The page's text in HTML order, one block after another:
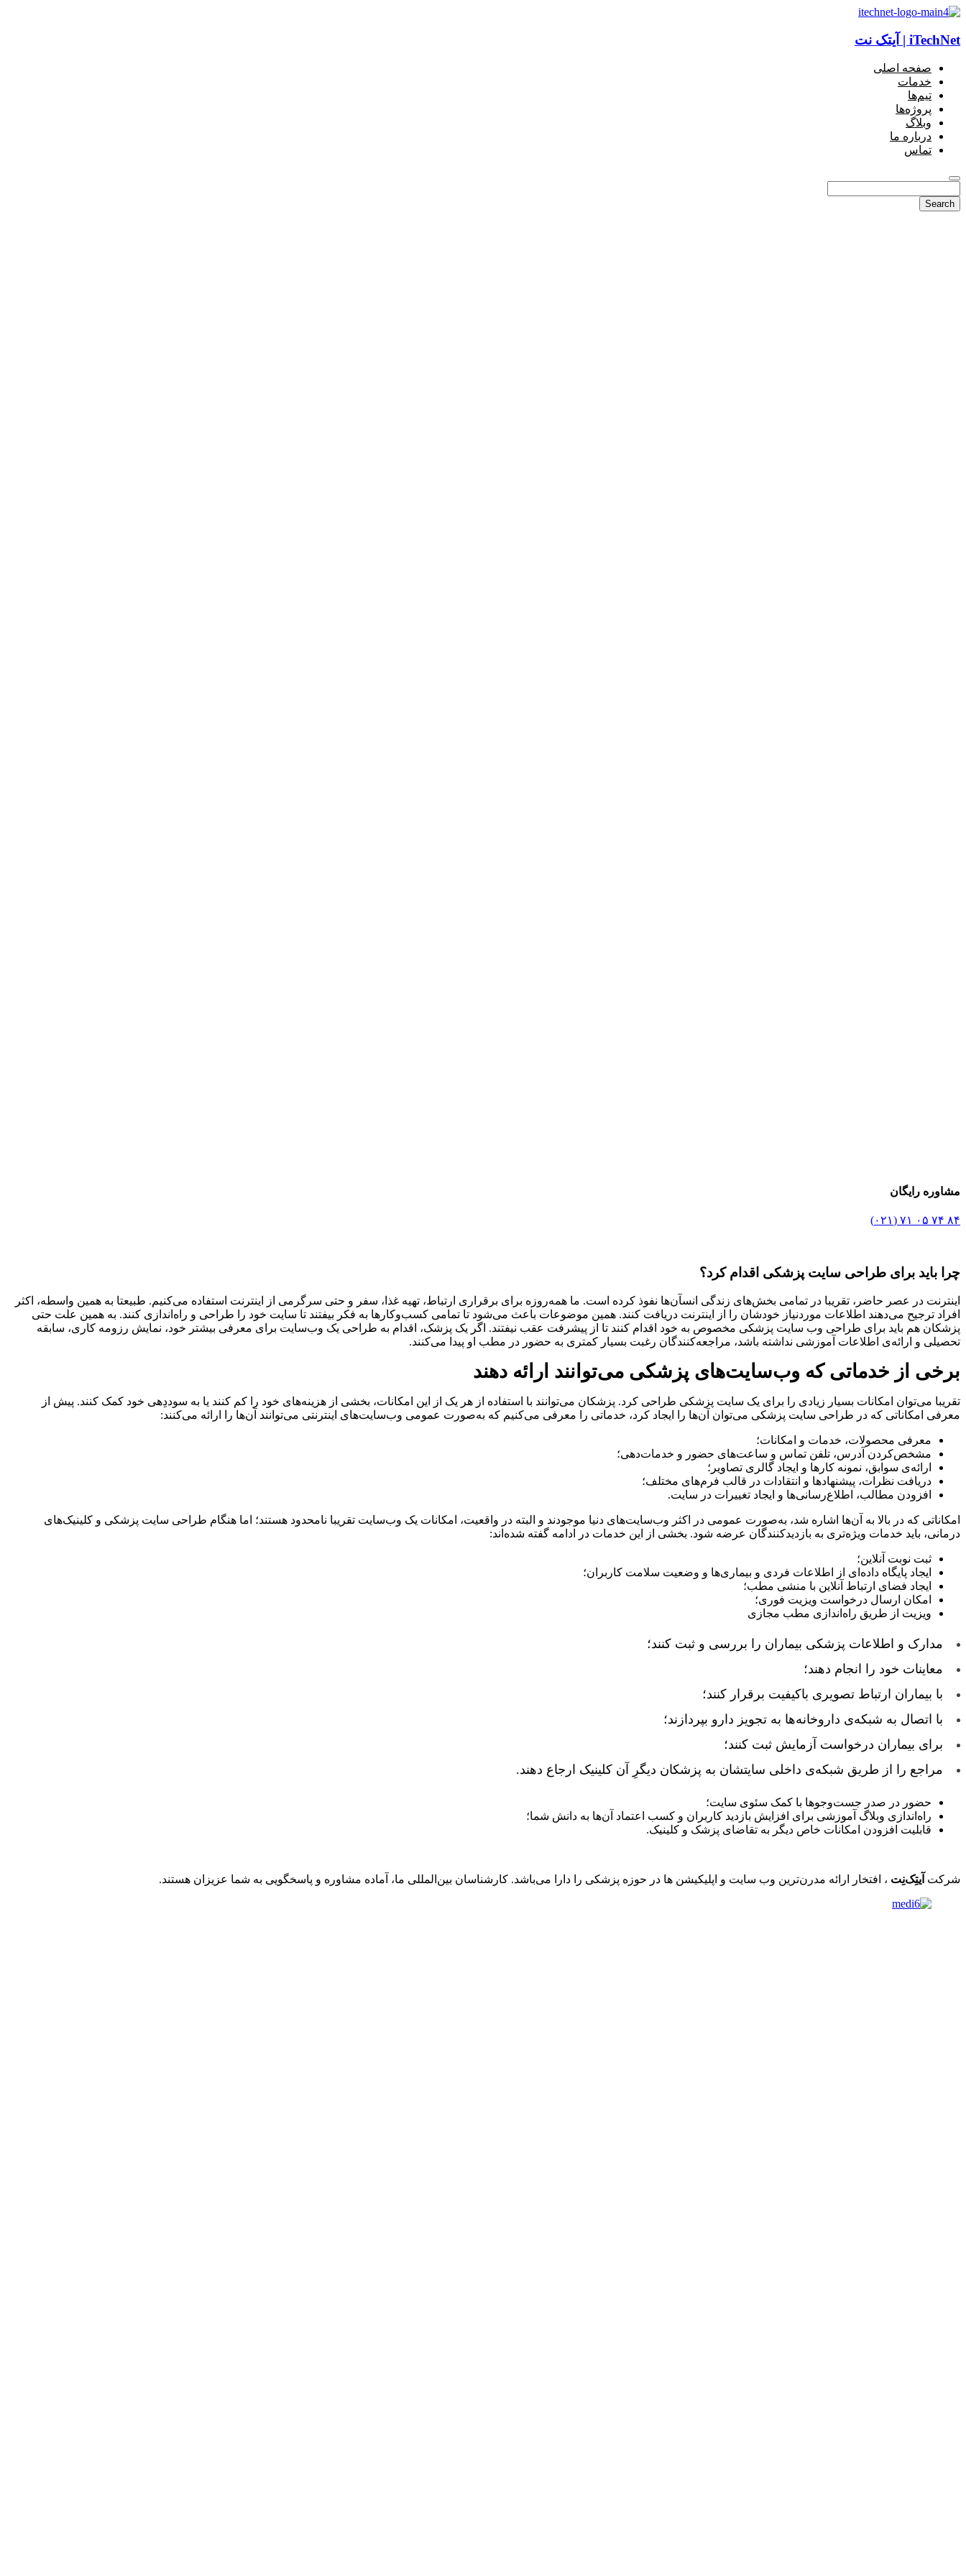
iTechNet | آیتک نت
صفحه اصلی
خدمات
تیم‌ها
پروژه‌ها
وبلاگ
درباره ما
تماس
مشاوره رایگان
۸۴ ۷۴ ۰۵ ۷۱ (۰۲۱)
چرا باید برای طراحی سایت پزشکی اقدام کرد؟
اینترنت در عصر حاضر، تقریبا در تمامی بخش‌های زندگی انسآن‌ها نفوذ کرده است. ما همه‌روزه برای برقراری ارتباط، تهیه غذا، سفر و حتی سرگرمی از اینترنت استفاده می‌کنیم. طبیعتا به همین واسطه، اکثر
افراد ترجیح می‌دهند اطلاعات موردنیاز خودشان را از اینترنت دریافت کنند. همین موضوعات باعث می‌شود تا تمامی کسب‌وکارها به فکر بیفتند تا سایت خود را طراحی و راه‌اندازی کنند. به همین علت حتی
پزشکان هم باید برای طراحی وب سایت پزشکی مخصوص به خود اقدام کنند تا از پیشرفت عقب نیفتند. اگر یک پزشک، اقدام به طراحی یک وب‌سایت برای معرفی بیشتر خود، نمایش رزومه کاری، سابقه
تحصیلی و ارائه‌ی اطلاعات آموزشی نداشته باشد، مراجعه‌کنندگان رغبت بسیار کمتری به حضور در مطب او پیدا می‌کنند.
برخی از خدماتی که وب‌سایت‌های پزشکی می‌توانند ارائه دهند
تقریبا می‌توان امکانات بسیار زیادی را برای یک سایت پزشکی طراحی کرد. پزشکان می‌توانند با استفاده از هر یک از این امکانات، بخشی از هزینه‌های خود را کم کنند یا به سوددِهی خود کمک کنند. پیش از
معرفی امکاناتی که در طراحی سایت پزشکی می‌توان آن‌ها را ایجاد کرد، خدماتی را معرفی می‌کنیم که به‌صورت عمومی وب‌سایت‌های اینترنتی می‌توانند آن‌ها را ارائه می‌کنند:
معرفی محصولات، خدمات و امکانات؛
مشخص‌کردن آدرس، تلفن تماس و ساعت‌های حضور و خدمات‌دهی؛
ارائه‌ی سوابق، نمونه کارها و ایجاد گالری تصاویر؛
دریافت نظرات، پیشنهادها و انتقادات در قالب فرم‌های مختلف؛
افزودن مطالب، اطلاع‌رسانی‌ها و ایجاد تغییرات در سایت.
امکاناتی که در بالا به آن‌ها اشاره شد، به‌صورت عمومی در اکثر وب‌سایت‌های دنیا موجودند و البته در واقعیت، امکانات یک وب‌سایت تقریبا نامحدود هستند؛ اما هنگام طراحی سایت‌ پزشکی و کلینیک‌های
درمانی، باید خدمات ویژه‌تری به بازدیدکنندگان عرضه شود. بخشی از این خدمات در ادامه گفته شده‌اند:
ثبت نوبت آنلاین؛
ایجاد پایگاه داده‌ای از اطلاعات فردی و بیماری‌ها و وضعیت سلامت کاربران؛
ایجاد فضای ارتباط آنلاین با منشی مطب؛
امکان ارسال درخواست ویزیت فوری؛
ویزیت از طریق راه‌اندازی مطب مجازی
مدارک و اطلاعات پزشکی بیماران را بررسی و ثبت کنند؛
معاینات خود را انجام دهند؛
با بیماران ارتباط تصویری باکیفیت برقرار کنند؛
با اتصال به شبکه‌ی داروخانه‌ها به تجویز دارو بپردازند؛
برای بیماران درخواست آزمایش ثبت کنند؛
مراجع را از طریق شبکه‌ی داخلی سایتشان به پزشکان دیگرِ آن کلینیک ارجاع دهند.
حضور در صدر جست‌وجوها با کمک سئوی سایت؛
راه‌اندازی وبلاگ آموزشی برای افزایش بازدید کاربران و کسب اعتماد آن‌ها به دانش شما؛
قابلیت افزودن امکانات خاص دیگر به تقاضای پزشک و کلینیک.
شرکت آیتِک‌نِت ، افتخار ارائه مدرن‌ترین وب سایت و اپلیکیشن ها در حوزه پزشکی را دارا می‌باشد. کارشناسان بین‌المللی ما، آماده مشاوره و پاسخگویی به شما عزیزان هستند.